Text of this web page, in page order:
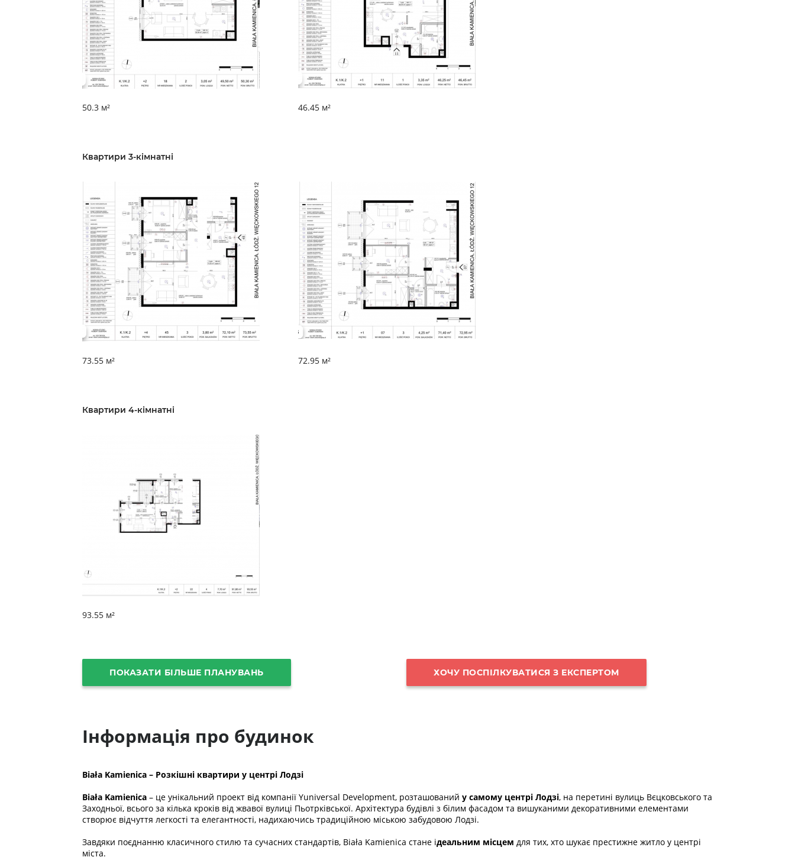
50.3 м² 46.45 м²
Квартири 3-кімнатні
73.55 м² 72.95 м²
Квартири 4-кімнатні
93.55 м²
ПОКАЗАТИ БІЛЬШЕ ПЛАНУВАНЬ ХОЧУ ПОСПІЛКУВАТИСЯ З ЕКСПЕРТОМ
Інформація про будинок
Biała Kamienica – Розкішні квартири у центрі Лодзі
Biała Kamienica – це унікальний проект від компанії Yuniversal Development, розташований у самому центрі Лодзі, на перетині вулиць Вєцковського та
Заходньої, всього за кілька кроків від жвавої вулиці Пьотрківської. Архітектура будівлі з білим фасадом та вишуканими декоративними елементами
створює відчуття легкості та елегантності, надихаючись традиційною міською забудовою Лодзі.
Завдяки поєднанню класичного стилю та сучасних стандартів, Biała Kamienica стане ідеальним місцем для тих, хто шукає престижне житло у центрі
міста.